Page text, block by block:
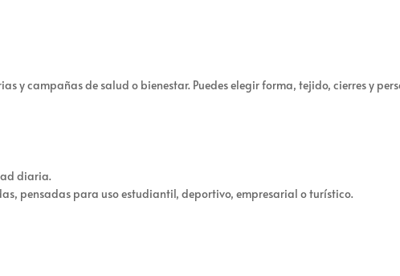
y campañas de salud o bienestar. Puedes elegir forma, tejido, cierres y
diaria.
pensadas para uso estudiantil, deportivo, empresarial o turístico.